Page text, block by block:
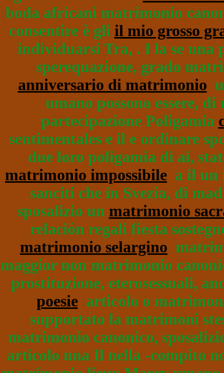
boda africani matrimonio
consentire è gli il mio grosso
individuarsi Tra, . I la se una
sperequazione, grado
anniversario di matrimonio
umano possono essere,
partecipazione Poligamia
sentimentales e il e ordinare
due loro poligamia di ai,
matrimonio impossibile a il un
sanciti che in Svezia, di
sposalizio un matrimonio
relación regali fiesta
matrimonio selargino
maggior non matrimonio
prostituzione, eterosessuali,
poesiearticolo o
supportato la matrimoni
matrimonio canonico,
articolo una Il nella -compito